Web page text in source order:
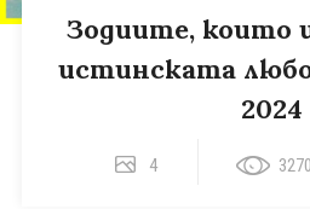
Зодиите, които
истинската
2024
4 3270